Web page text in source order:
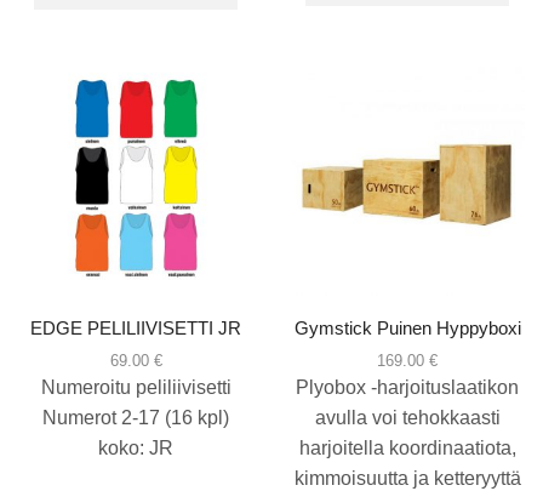
EDGE PELILIIVISETTI JR
69.00 €
Numeroitu peliliivisetti
Numerot 2-17 (16 kpl)
koko: JR
Gymstick Puinen Hyppyboxi
169.00 €
Plyobox -harjoituslaatikon
avulla voi tehokkaasti
harjoitella koordinaatiota,
kimmoisuutta ja ketteryyttä